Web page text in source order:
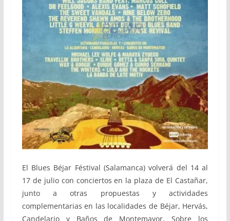
El Blues Béjar Féstival (Salamanca) volverá del 14 al
17 de julio con conciertos en la plaza de El Castañar,
junto a otras propuestas y actividades
complementarias en las localidades de Béjar, Hervás,
Candelario y Baños de Montemayor. Sobre los